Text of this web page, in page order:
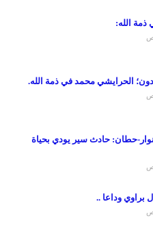
ذمة الله:
الحرايشي محمد في ذمة الله.
حطان: حادث سير يودي بحياة
براوي وداعا ..